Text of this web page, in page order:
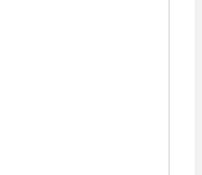
Indonesia yang akan